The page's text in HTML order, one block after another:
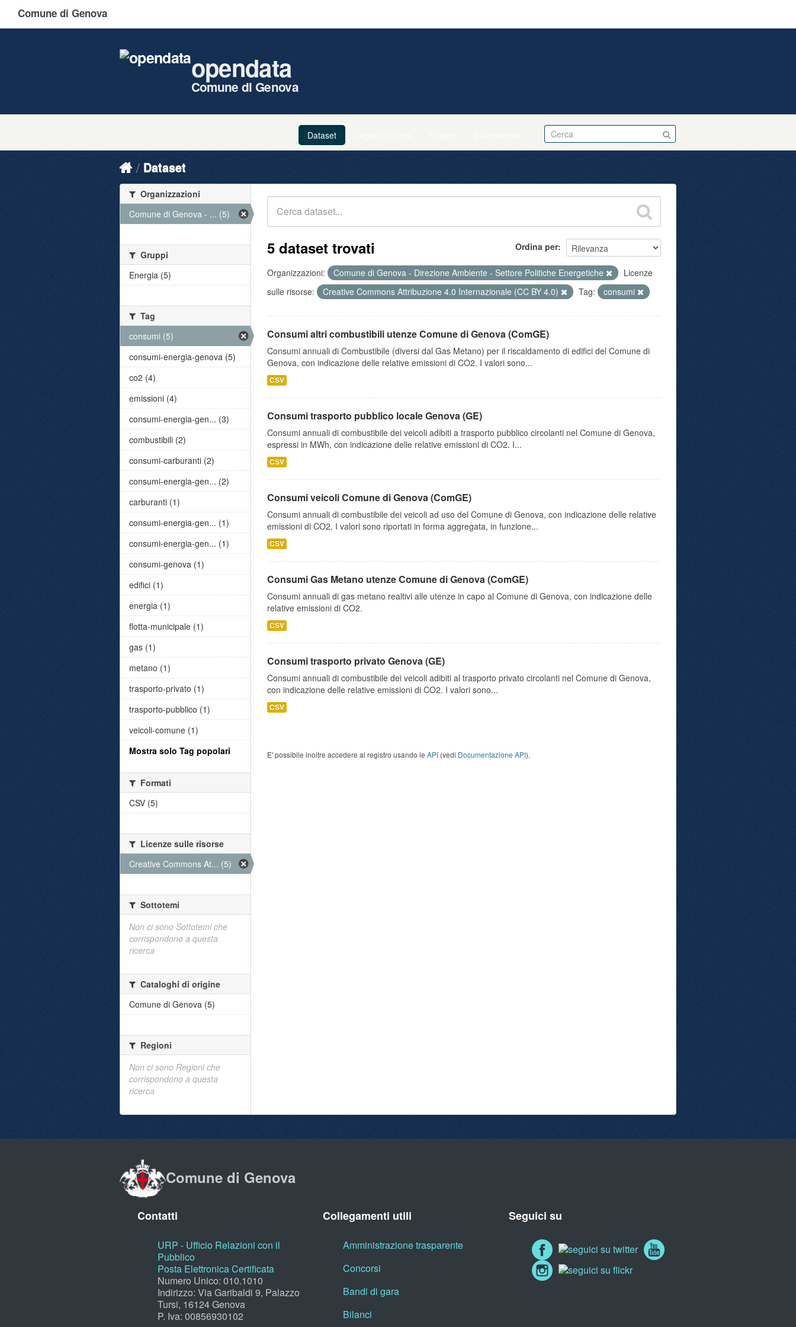
Comune di Genova
Accedi
opendata
Comune di Genova
Dataset
Dataset
Ordina per
5 dataset trovati
Organizzazioni: Comune di Genova - Direzione Ambiente - Settore Politiche Energetiche
Licenze
sulle risorse:
Creative Commons Attribuzione 4.0 Internazionale (CC BY 4.0) Tag: consumi
Consumi altri combustibili utenze Comune di Genova (ComGE)
Consumi annuali di Combustibile (diversi dal Gas Metano) per il riscaldamento di edifici del Comune di
Genova, con indicazione delle relative emissioni di CO2. I valori sono...
CSV
Consumi trasporto pubblico locale Genova (GE)
Consumi annuali di combustibile dei veicoli adibiti a trasporto pubblico circolanti nel Comune di Genova,
espressi in MWh, con indicazione delle relative emissioni di CO2. I...
CSV
Consumi veicoli Comune di Genova (ComGE)
Consumi annuali di combustibile dei veicoli ad uso del Comune di Genova, con indicazione delle relative
emissioni di CO2. I valori sono riportati in forma aggregata, in funzione...
CSV
Consumi Gas Metano utenze Comune di Genova (ComGE)
Consumi annuali di gas metano realtivi alle utenze in capo al Comune di Genova, con indicazione delle
relative emissioni di CO2.
CSV
Consumi trasporto privato Genova (GE)
Consumi annuali di combustibile dei veicoli adibiti al trasporto privato circolanti nel Comune di Genova,
con indicazione delle relative emissioni di CO2. I valori sono...
CSV
E' possibile inoltre accedere al registro usando le API (vedi Documentazione API).
Organizzazioni
Comune di Genova - ... (5)
Gruppi
Energia (5)
Tag
consumi (5)
consumi-energia-genova (5)
co2 (4)
emissioni (4)
consumi-energia-gen... (3)
combustibili (2)
consumi-carburanti (2)
consumi-energia-gen... (2)
carburanti (1)
consumi-energia-gen... (1)
consumi-energia-gen... (1)
consumi-genova (1)
edifici (1)
energia (1)
flotta-municipale (1)
gas (1)
metano (1)
trasporto-privato (1)
trasporto-pubblico (1)
veicoli-comune (1)
Mostra solo Tag popolari
Formati
CSV (5)
Licenze sulle risorse
Creative Commons At... (5)
Sottotemi
Non ci sono Sottotemi che
corrispondono a questa
ricerca
Cataloghi di origine
Comune di Genova (5)
Regioni
Non ci sono Regioni che
corrispondono a questa
ricerca
Comune di Genova
Contatti
URP - Ufficio Relazioni con il
Pubblico
Posta Elettronica Certificata
Numero Unico: 010.1010
Indirizzo: Via Garibaldi 9, Palazzo
Tursi, 16124 Genova
P. Iva: 00856930102
Collegamenti utili
Amministrazione trasparente
Concorsi
Bandi di gara
Bilanci
Seguici su